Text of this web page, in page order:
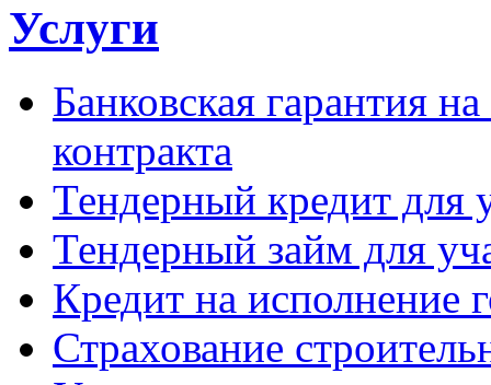
Услуги
Банковская гарантия
контракта
Тендерный кредит для
Тендерный займ для
Кредит на исполнение
Страхование